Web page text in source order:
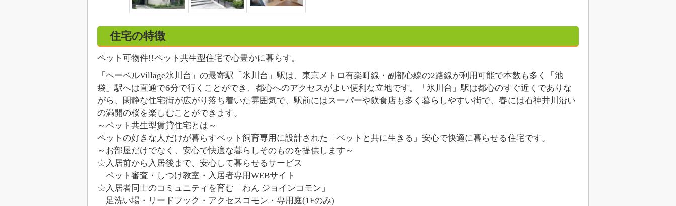
住宅の特徴
ペット可物件!!ペット共生型住宅で心豊かに暮らす。
「ヘーベルVillage氷川台」の最寄駅「氷川台」駅は、東京メトロ有楽町線・副都心線の2路線が利用可能で本数も多く「池
袋」駅へは直通で6分で行くことができ、都心へのアクセスがよい便利な立地です。「氷川台」駅は都心のすぐ近くでありな
がら、閑静な住宅街が広がり落ち着いた雰囲気で、駅前にはスーパーや飲食店も多く暮らしやすい街で、春には石神井川沿い
の満開の桜を楽しむことができます。
～ペット共生型賃貸住宅とは～
ペットの好きな人だけが暮らすペット飼育専用に設計された「ペットと共に生きる」安心で快適に暮らせる住宅です。
～お部屋だけでなく、安心で快適な暮らしそのものを提供します～
☆入居前から入居後まで、安心して暮らせるサービス
ペット審査・しつけ教室・入居者専用WEBサイト
☆入居者同士のコミュニティを育む「わん ジョインコモン」
足洗い場・リードフック・アクセスコモン・専用庭(1Fのみ)